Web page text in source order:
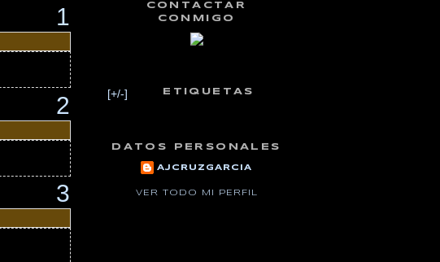
1
2
3
CONTACTAR
CONMIGO
[+/-] ETIQUETAS
DATOS PERSONALES
AJCRUZGARCIA
VER TODO MI PERFIL